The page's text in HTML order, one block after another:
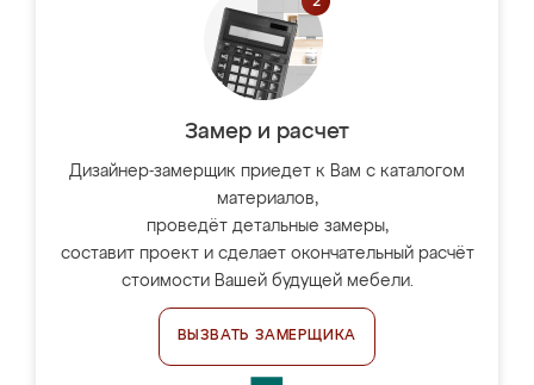
Замер и расчет
Дизайнер-замерщик приедет к Вам с каталогом
материалов,
проведёт детальные замеры,
составит проект и сделает окончательный расчёт
стоимости Вашей будущей мебели.
ВЫЗВАТЬ ЗАМЕРЩИКА